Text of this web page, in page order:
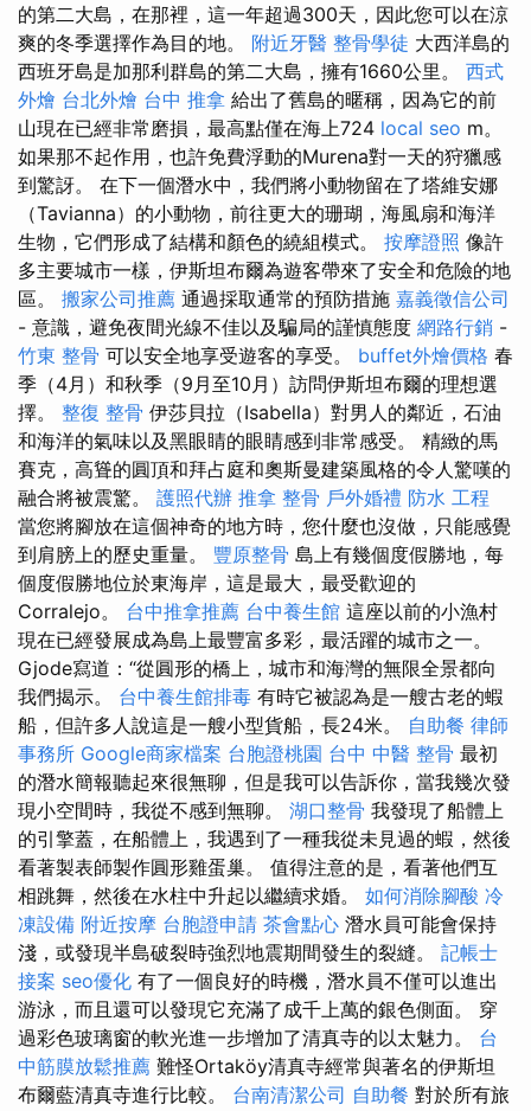
的第二大島，在那裡，這一年超過300天，因此您可以在涼
爽的冬季選擇作為目的地。 附近牙醫 整骨學徒 大西洋島的
西班牙島是加那利群島的第二大島，擁有1660公里。 西式
外燴 台北外燴 台中 推拿 給出了舊島的暱稱，因為它的前
山現在已經非常磨損，最高點僅在海上724 local seo m。
如果那不起作用，也許免費浮動的Murena對一天的狩獵感
到驚訝。 在下一個潛水中，我們將小動物留在了塔維安娜
（Tavianna）的小動物，前往更大的珊瑚，海風扇和海洋
生物，它們形成了結構和顏色的繞組模式。 按摩證照 像許
多主要城市一樣，伊斯坦布爾為遊客帶來了安全和危險的地
區。 搬家公司推薦 通過採取通常的預防措施 嘉義徵信公司
- 意識，避免夜間光線不佳以及騙局的謹慎態度 網路行銷 -
竹東 整骨 可以安全地享受遊客的享受。 buffet外燴價格 春
季（4月）和秋季（9月至10月）訪問伊斯坦布爾的理想選
擇。 整復 整骨 伊莎貝拉（Isabella）對男人的鄰近，石油
和海洋的氣味以及黑眼睛的眼睛感到非常感受。 精緻的馬
賽克，高聳的圓頂和拜占庭和奧斯曼建築風格的令人驚嘆的
融合將被震驚。 護照代辦 推拿 整骨 戶外婚禮 防水 工程
當您將腳放在這個神奇的地方時，您什麼也沒做，只能感覺
到肩膀上的歷史重量。 豐原整骨 島上有幾個度假勝地，每
個度假勝地位於東海岸，這是最大，最受歡迎的
Corralejo。 台中推拿推薦 台中養生館 這座以前的小漁村
現在已經發展成為島上最豐富多彩，最活躍的城市之一。
Gjode寫道：“從圓形的橋上，城市和海灣的無限全景都向
我們揭示。 台中養生館排毒 有時它被認為是一艘古老的蝦
船，但許多人說這是一艘小型貨船，長24米。 自助餐 律師
事務所 Google商家檔案 台胞證桃園 台中 中醫 整骨 最初
的潛水簡報聽起來很無聊，但是我可以告訴你，當我幾次發
現小空間時，我從不感到無聊。 湖口整骨 我發現了船體上
的引擎蓋，在船體上，我遇到了一種我從未見過的蝦，然後
看著製表師製作圓形雞蛋巢。 值得注意的是，看著他們互
相跳舞，然後在水柱中升起以繼續求婚。 如何消除腳酸 冷
凍設備 附近按摩 台胞證申請 茶會點心 潛水員可能會保持
淺，或發現半島破裂時強烈地震期間發生的裂縫。 記帳士
接案 seo優化 有了一個良好的時機，潛水員不僅可以進出
游泳，而且還可以發現它充滿了成千上萬的銀色側面。 穿
過彩色玻璃窗的軟光進一步增加了清真寺的以太魅力。 台
中筋膜放鬆推薦 難怪Ortaköy清真寺經常與著名的伊斯坦
布爾藍清真寺進行比較。 台南清潔公司 自助餐 對於所有旅